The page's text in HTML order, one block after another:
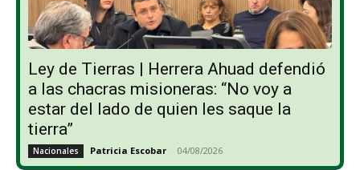
Ley de Tierras | Herrera Ahuad defendió
a las chacras misioneras: “No voy a
estar del lado de quien les saque la
tierra”
Nacionales Patricia Escobar - 04/08/2026